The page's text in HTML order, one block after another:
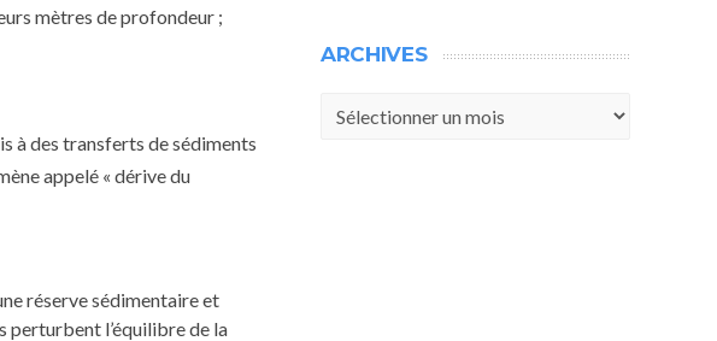
mètres de profondeur ;
à des transferts de sédiments
appelé « dérive du
réserve sédimentaire et
perturbent l’équilibre de la
ARCHIVES
Archives